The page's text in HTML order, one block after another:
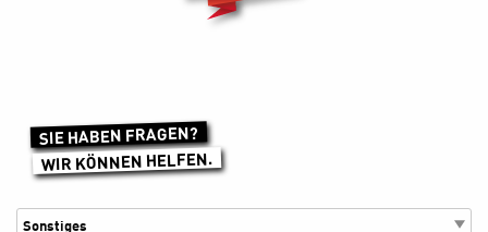
SIE HABEN FRAGEN?
WIR KÖNNEN HELFEN.